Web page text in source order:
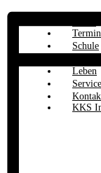
Schule
Leben
Service
KKS